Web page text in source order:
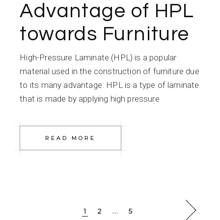
Advantage of HPL
towards Furniture
High-Pressure Laminate (HPL) is a popular
material used in the construction of furniture due
to its many advantage. HPL is a type of laminate
that is made by applying high pressure
READ MORE
1 2 … 5